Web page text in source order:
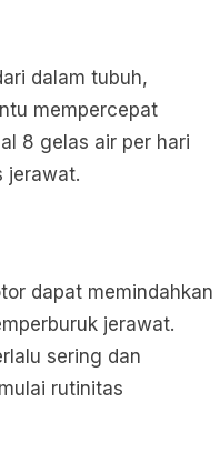
dalam tubuh,
mempercepat
8 gelas air per hari
jerawat.
dapat memindahkan
jerawat.
sering dan
rutinitas